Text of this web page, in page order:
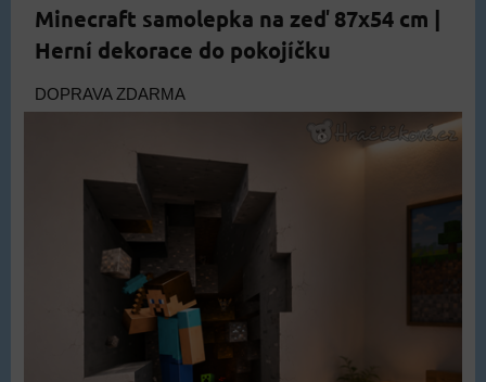
Minecraft samolepka na zeď 87x54 cm |
Herní dekorace do pokojíčku
DOPRAVA ZDARMA